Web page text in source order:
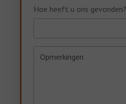
Hoe heeft u ons gevonden?